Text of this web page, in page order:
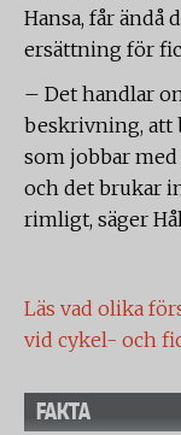
Hansa, får ändå
ersättning för
– Det handlar
beskrivning, att
som jobbar med
och det brukar
rimligt, säger
Läs vad olika
vid cykel- och
FAKTA